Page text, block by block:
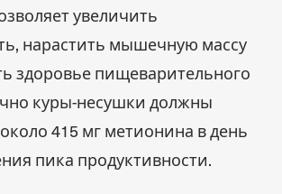
увеличить
нарастить мышечную массу
здоровье пищеварительного
куры-несушки должны
415 мг метионина в день
пика продуктивности.